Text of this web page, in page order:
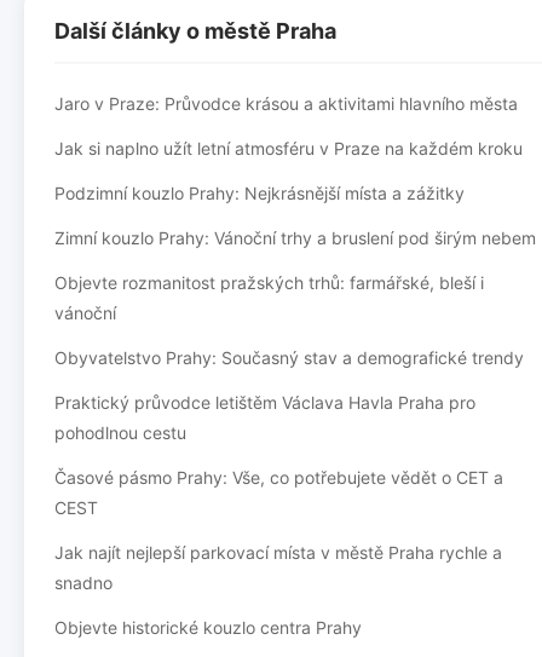
Další články o městě Praha
Jaro v Praze: Průvodce krásou a aktivitami hlavního města
Jak si naplno užít letní atmosféru v Praze na každém kroku
Podzimní kouzlo Prahy: Nejkrásnější místa a zážitky
Zimní kouzlo Prahy: Vánoční trhy a bruslení pod širým nebem
Objevte rozmanitost pražských trhů: farmářské, bleší i
vánoční
Obyvatelstvo Prahy: Současný stav a demografické trendy
Praktický průvodce letištěm Václava Havla Praha pro
pohodlnou cestu
Časové pásmo Prahy: Vše, co potřebujete vědět o CET a
CEST
Jak najít nejlepší parkovací místa v městě Praha rychle a
snadno
Objevte historické kouzlo centra Prahy